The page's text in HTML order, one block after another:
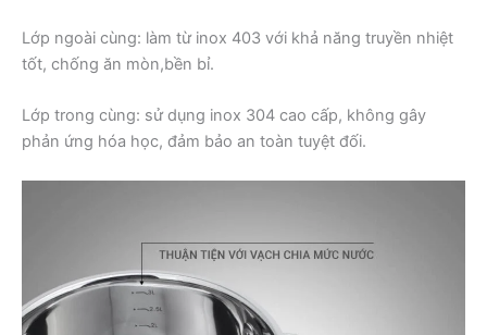
Lớp ngoài cùng: làm từ inox 403 với khả năng truyền nhiệt
tốt, chống ăn mòn,bền bỉ.
Lớp trong cùng: sử dụng inox 304 cao cấp, không gây
phản ứng hóa học, đảm bảo an toàn tuyệt đối.